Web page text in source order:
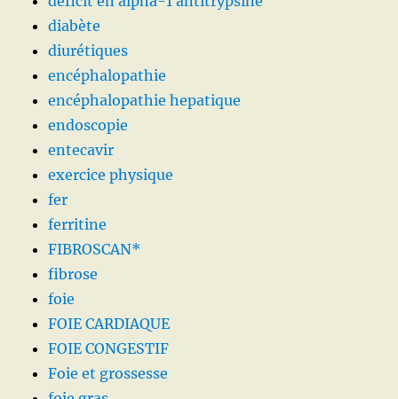
diabète
diurétiques
encéphalopathie
encéphalopathie hepatique
endoscopie
entecavir
exercice physique
fer
ferritine
FIBROSCAN*
fibrose
foie
FOIE CARDIAQUE
FOIE CONGESTIF
Foie et grossesse